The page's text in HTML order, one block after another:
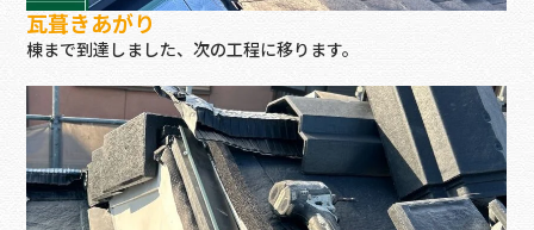
瓦葺きあがり
棟まで到達しました、次の工程に移ります。